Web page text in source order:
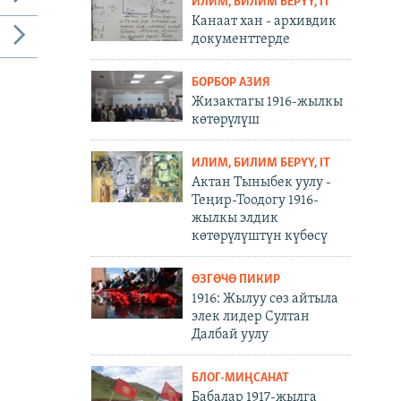
Канаат хан - архивдик
документтерде
БОРБОР АЗИЯ
Жизактагы 1916-жылкы
көтөрүлүш
ИЛИМ, БИЛИМ БЕРҮҮ, IT
Актан Тыныбек уулу -
Теңир-Тоодогу 1916-
жылкы элдик
көтөрүлүштүн күбөсү
ӨЗГӨЧӨ ПИКИР
1916: Жылуу сөз айтыла
элек лидер Султан
Далбай уулу
БЛОГ-МИҢСАНАТ
Бабалар 1917-жылга